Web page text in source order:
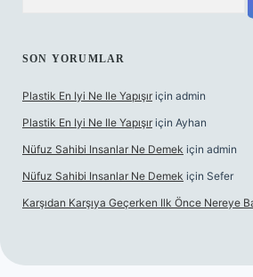
SON YORUMLAR
Plastik En Iyi Ne Ile Yapışır için admin
Plastik En Iyi Ne Ile Yapışır için Ayhan
Nüfuz Sahibi Insanlar Ne Demek için admin
Nüfuz Sahibi Insanlar Ne Demek için Sefer
Karşıdan Karşıya Geçerken Ilk Önce Nereye